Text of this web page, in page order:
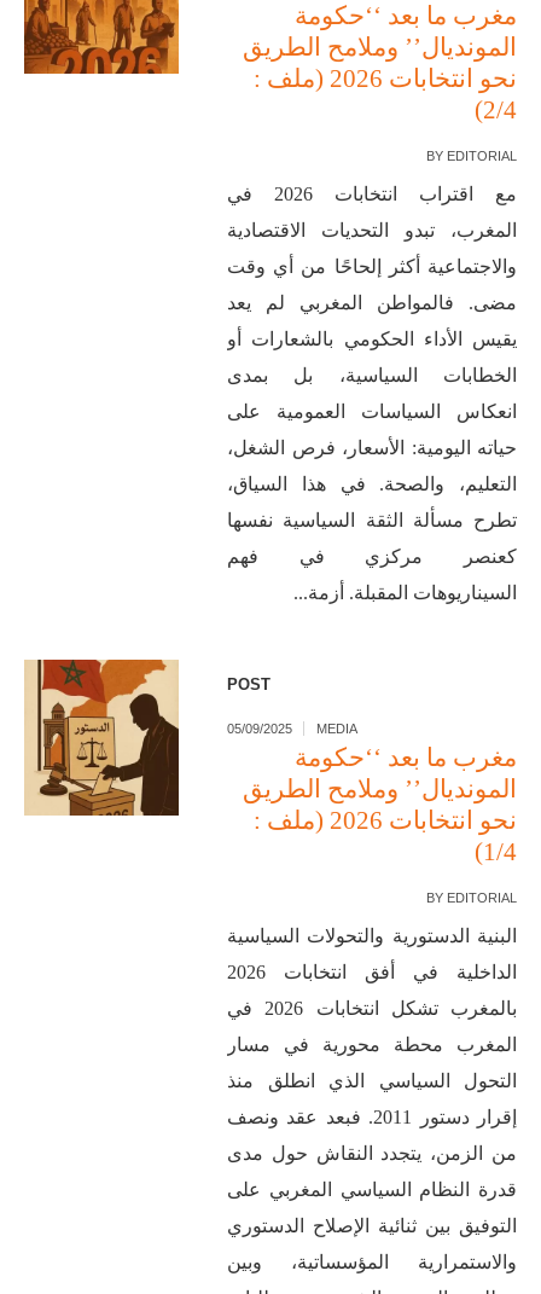
مغرب ما بعد ‘‘حكومة
المونديال’’ وملامح الطريق
نحو انتخابات 2026 (ملف :
2/4)
BY EDITORIAL
مع اقتراب انتخابات 2026 في
المغرب، تبدو التحديات الاقتصادية
والاجتماعية أكثر إلحاحًا من أي وقت
مضى. فالمواطن المغربي لم يعد
يقيس الأداء الحكومي بالشعارات أو
الخطابات السياسية، بل بمدى
انعكاس السياسات العمومية على
حياته اليومية: الأسعار، فرص الشغل،
التعليم، والصحة. في هذا السياق،
تطرح مسألة الثقة السياسية نفسها
كعنصر مركزي في فهم
السيناريوهات المقبلة. أزمة...
POST
05/09/2025 MEDIA
مغرب ما بعد ‘‘حكومة
المونديال’’ وملامح الطريق
نحو انتخابات 2026 (ملف :
1/4)
BY EDITORIAL
البنية الدستورية والتحولات السياسية
الداخلية في أفق انتخابات 2026
بالمغرب تشكل انتخابات 2026 في
المغرب محطة محورية في مسار
التحول السياسي الذي انطلق منذ
إقرار دستور 2011. فبعد عقد ونصف
من الزمن، يتجدد النقاش حول مدى
قدرة النظام السياسي المغربي على
التوفيق بين ثنائية الإصلاح الدستوري
والاستمرارية المؤسساتية، وبين